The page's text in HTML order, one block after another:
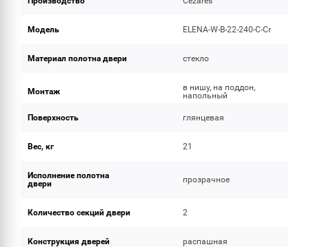
Модель ELENA-W-B-22-240-C-Cr
Материал полотна двери стекло
Монтаж
в нишу, на поддон,
напольный
Поверхность глянцевая
Вес, кг 21
Исполнение полотна
двери
прозрачное
Количество секций двери 2
Конструкция дверей распашная